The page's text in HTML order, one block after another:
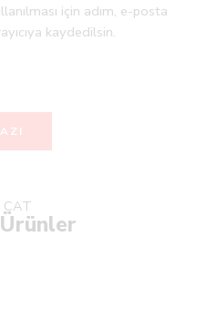
için adım, e-posta
kaydedilsin.
CAT